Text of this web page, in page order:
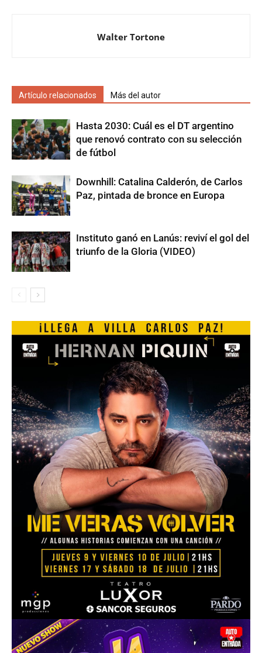
Walter Tortone
Artículo relacionados Más del autor
Hasta 2030: Cuál es el DT argentino
que renovó contrato con su selección
de fútbol
Downhill: Catalina Calderón, de Carlos
Paz, pintada de bronce en Europa
Instituto ganó en Lanús: reviví el gol del
triunfo de la Gloria (VIDEO)